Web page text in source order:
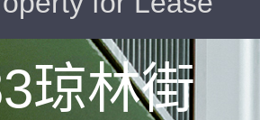
琼林街